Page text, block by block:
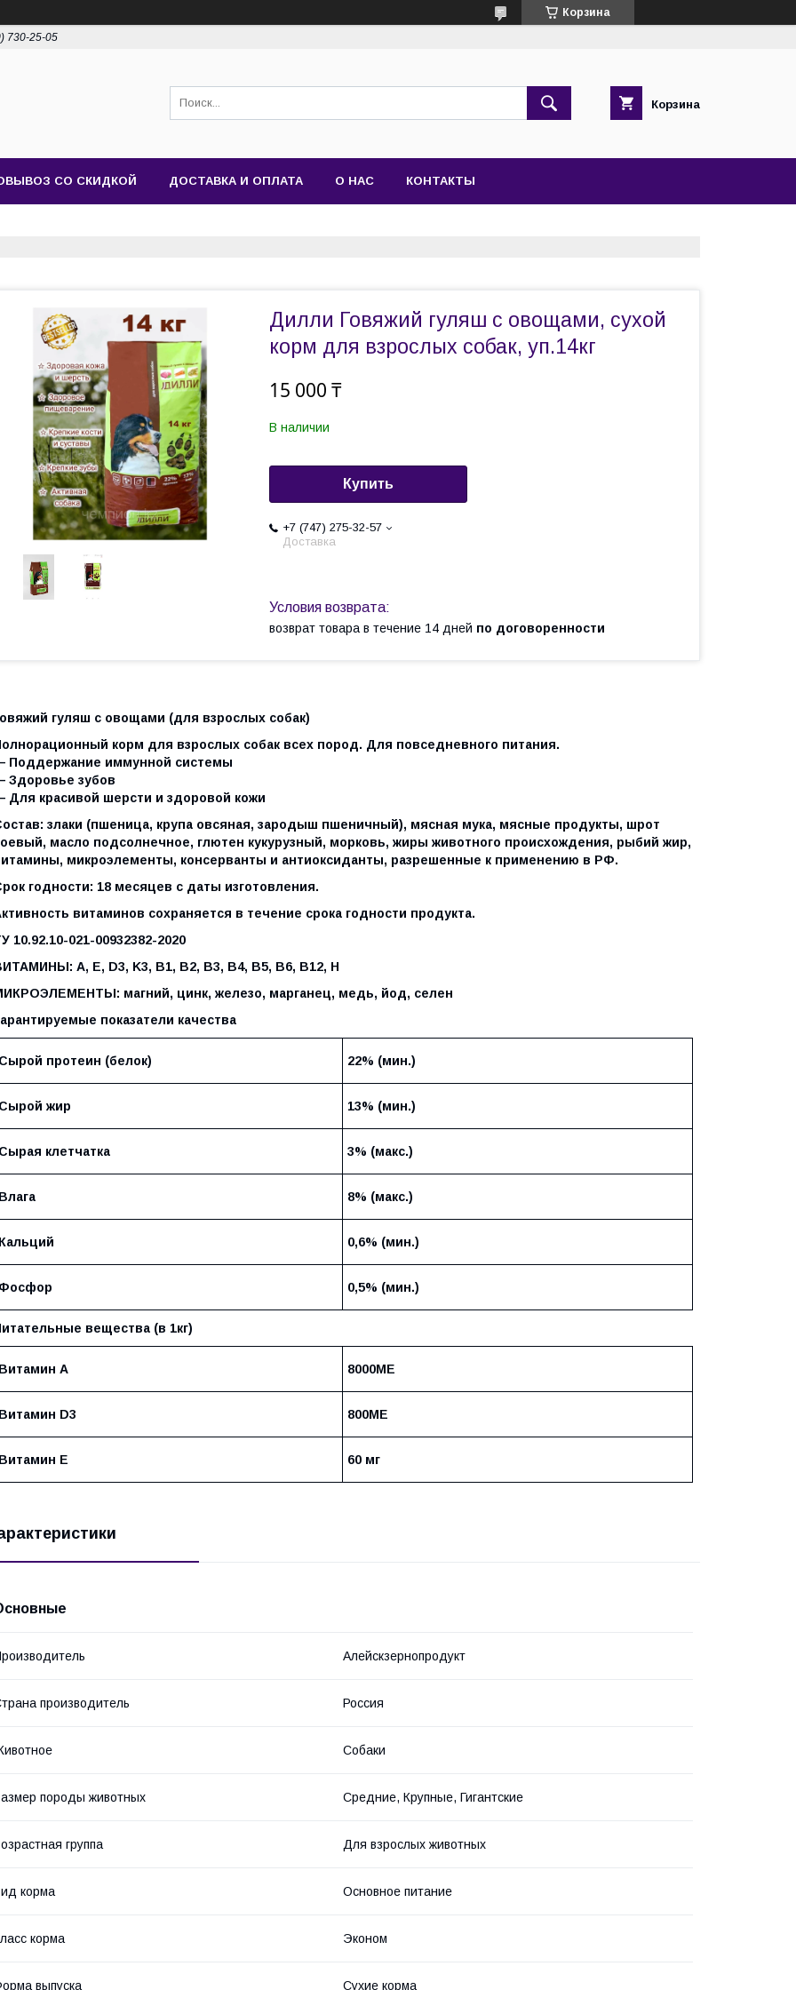
Корзина
730-25-05
Корзина
СО СКИДКОЙ ДОСТАВКА И ОПЛАТА О НАС КОНТАКТЫ
Дилли Говяжий гуляш с овощами, сухой
корм для взрослых собак, уп.14кг
15 000 ₸
В наличии
Купить
+7 (747) 275-32-57
Доставка
возврат товара в течение 14 дней по договоренности
гуляш с овощами (для взрослых собак)
корм для взрослых собак всех пород. Для повседневного питания.
Поддержание иммунной системы
Здоровье зубов
Для красивой шерсти и здоровой кожи
злаки (пшеница, крупа овсяная, зародыш пшеничный), мясная мука, мясные продукты, шрот
масло подсолнечное, глютен кукурузный, морковь, жиры животного происхождения, рыбий жир,
микроэлементы, консерванты и антиоксиданты, разрешенные к применению в РФ.
годности: 18 месяцев с даты изготовления.
витаминов сохраняется в течение срока годности продукта.
10.92.10-021-00932382-2020
A, E, D3, K3, B1, B2, B3, B4, B5, B6, B12, H
магний, цинк, железо, марганец, медь, йод, селен
показатели качества
протеин (белок) 22% (мин.)
жир 13% (мин.)
клетчатка 3% (макс.)
8% (макс.)
0,6% (мин.)
0,5% (мин.)
вещества (в 1кг)
А 8000МЕ
D3 800МЕ
Е 60 мг
Алейскзернопродукт
производитель Россия
Собаки
породы животных Средние, Крупные, Гигантские
группа Для взрослых животных
корма Основное питание
корма Эконом
выпуска Сухие корма